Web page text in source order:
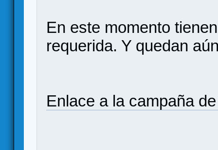
En este momento
requerida. Y quedan
Enlace a la campaña